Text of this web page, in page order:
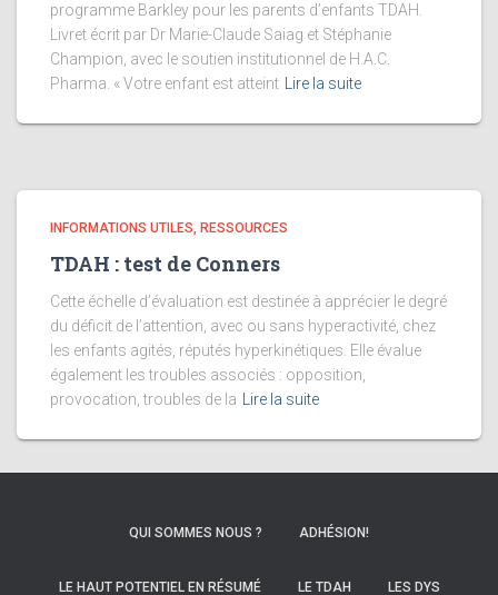
programme Barkley pour les parents d’enfants TDAH.
Livret écrit par Dr Marie-Claude Saiag et Stéphanie
Champion, avec le soutien institutionnel de H.A.C.
Pharma. « Votre enfant est atteint
Lire la suite
INFORMATIONS UTILES, RESSOURCES
TDAH : test de Conners
Cette échelle d’évaluation est destinée à apprécier le degré
du déficit de l’attention, avec ou sans hyperactivité, chez
les enfants agités, réputés hyperkinétiques. Elle évalue
également les troubles associés : opposition,
provocation, troubles de la
Lire la suite
QUI SOMMES NOUS ? ADHÉSION!
LE HAUT POTENTIEL EN RÉSUMÉ LE TDAH LES DYS